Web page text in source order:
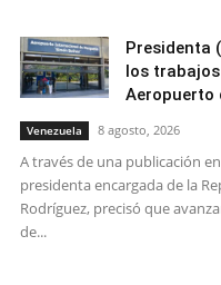
Presidenta
los
Aeropuerto
Venezuela 8 agosto, 2026
A través de una publicación
presidenta encargada de la
Rodríguez, precisó que
de...